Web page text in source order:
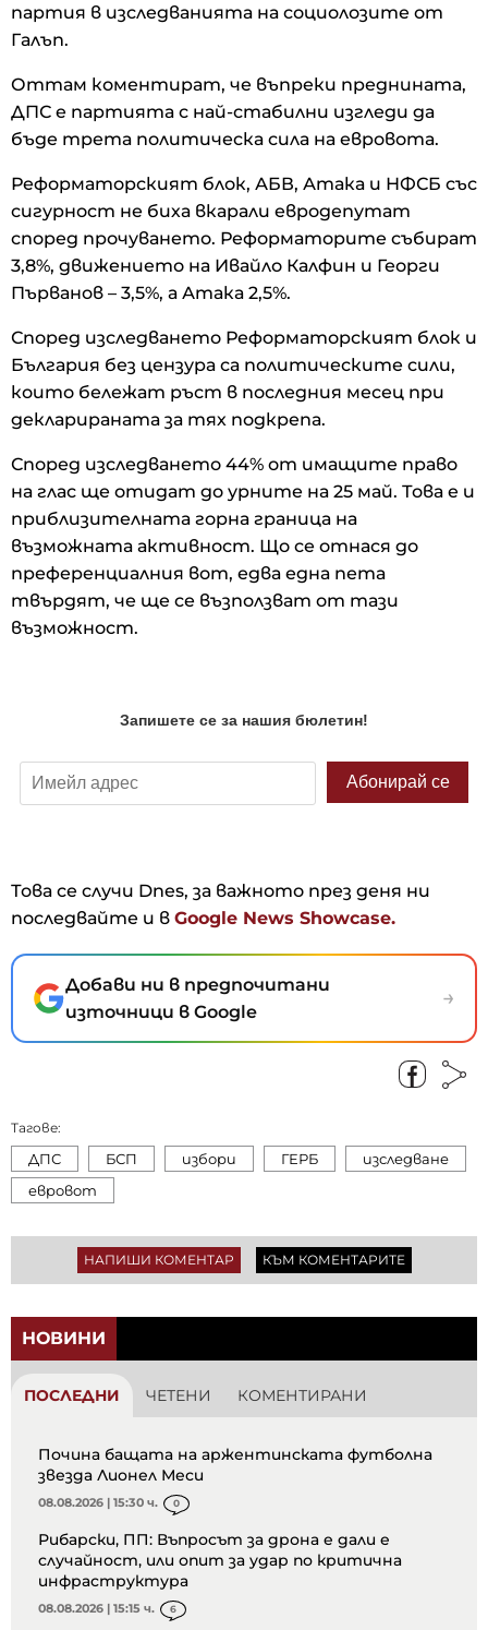
партия в изследванията на социолозите от
Галъп.
Оттам коментират, че въпреки преднината,
ДПС е партията с най-стабилни изгледи да
бъде трета политическа сила на евровота.
Реформаторският блок, АБВ, Атака и НФСБ със
сигурност не биха вкарали евродепутат
според прочуването. Реформаторите събират
3,8%, движението на Ивайло Калфин и Георги
Първанов – 3,5%, а Атака 2,5%.
Според изследването Реформаторският блок и
България без цензура са политическите сили,
които бележат ръст в последния месец при
декларираната за тях подкрепа.
Според изследването 44% от имащите право
на глас ще отидат до урните на 25 май. Това е и
приблизителната горна граница на
възможната активност. Що се отнася до
преференциалния вот, едва една пета
твърдят, че ще се възползват от тази
възможност.
Това се случи Dnes, за важното през деня ни
последвайте и в Google News Showcase.
Добави ни в предпочитани
източници в Google
→
Тагове:
ДПС БСП избори ГЕРБ
изследване
евровот
НАПИШИ КОМЕНТАР КЪМ КОМЕНТАРИТЕ
НОВИНИ
ПОСЛЕДНИ ЧЕТЕНИ КОМЕНТИРАНИ
Почина бащата на аржентинската футболна
звезда Лионел Меси
08.08.2026 | 15:30 ч. 0
Рибарски, ПП: Въпросът за дрона е дали е
случайност, или опит за удар по критична
инфраструктура
08.08.2026 | 15:15 ч. 6